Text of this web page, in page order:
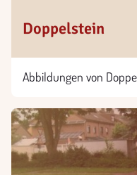
Doppelstein
Abbildungen von